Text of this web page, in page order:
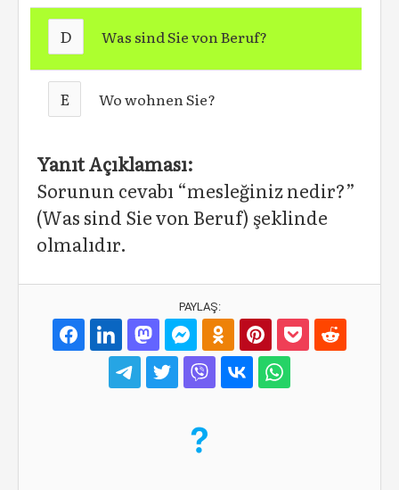
D Was sind Sie von Beruf?
E Wo wohnen Sie?
Yanıt Açıklaması:
Sorunun cevabı “mesleğiniz nedir?”
(Was sind Sie von Beruf) şeklinde
olmalıdır.
PAYLAŞ: